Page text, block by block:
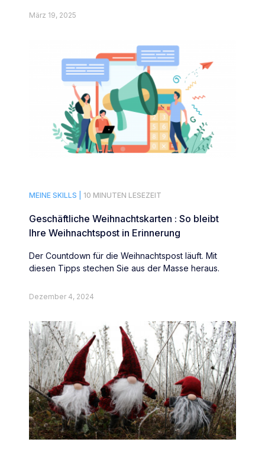
März 19, 2025
MEINE SKILLS | 10 MINUTEN LESEZEIT
Geschäftliche Weihnachtskarten : So bleibt
Ihre Weihnachtspost in Erinnerung
Der Countdown für die Weihnachtspost läuft. Mit
diesen Tipps stechen Sie aus der Masse heraus.
Dezember 4, 2024